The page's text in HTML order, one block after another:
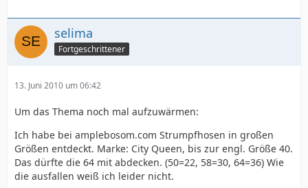
selima
Fortgeschrittener
13. Juni 2010 um 06:42
Um das Thema noch mal aufzuwärmen:
Ich habe bei amplebosom.com Strumpfhosen in großen
Größen entdeckt. Marke: City Queen, bis zur engl. Größe 40.
Das dürfte die 64 mit abdecken. (50=22, 58=30, 64=36) Wie
die ausfallen weiß ich leider nicht.